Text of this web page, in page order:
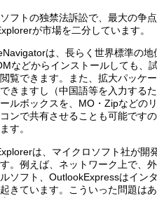
フトの独禁法訴訟で、最大の争
が市場を二分しています。
は、長らく世界標準の
などからインストールしても、
覧できます。また、拡大パッケ
きますし（中国語等を入力する
ルボックスを、MO・Zipなどの
ンで共有させることも可能です
す。
は、マイクロソフト社が開
。例えば、ネットワーク上で、
ソフト、OutlookExpressはイン
きています。こういった問題は